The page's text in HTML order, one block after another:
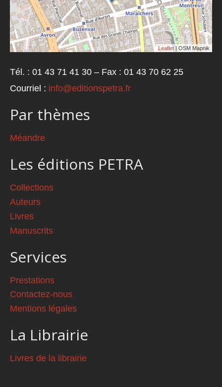
Leaflet | OSM Mapnik
Tél. : 01 43 71 41 30 – Fax : 01 43 70 62 25
Courriel : info@editionspetra.fr
Par thèmes
Méandre
Les éditions PETRA
Collections
Auteurs
Livres
Manuscrits
Services
Prestations
Contactez-nous
Mentions légales
La Librairie
Livres de la librairie